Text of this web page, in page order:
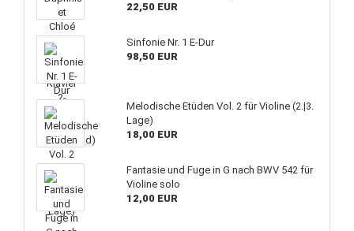
22,50 EUR
Sinfonie Nr. 1 E-Dur
98,50 EUR
Melodische Etüden Vol. 2 für Violine (2.|3.
Lage)
18,00 EUR
Fantasie und Fuge in G nach BWV 542 für
Violine solo
12,00 EUR